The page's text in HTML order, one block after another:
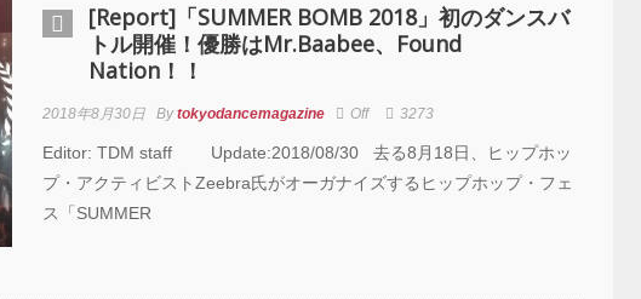
SHOW THE
GREATEST SHOW
FINAL 2DAYS
Zabu
PARCO PRODUCE
『TOKYO
GEGEGAY 2025
TOUR』
[Report]「SUMMER BOMB 2018」初のダンスバ
トル開催！優勝はMr.Baabee、Found
Nation！！
2018年8月30日 Bytokyodancemagazine Off 3273
Editor: TDM staff Update:2018/08/30 去る8月18日、ヒップホッ
プ・アクティビストZeebra氏がオーガナイズするヒップホップ・フェ
ス「SUMMER